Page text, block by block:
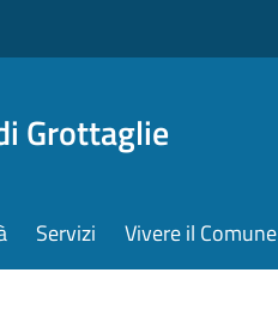
Grottaglie
Servizi Vivere il Comune